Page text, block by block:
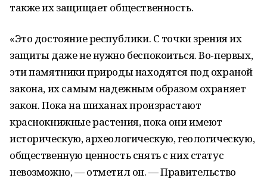
также их защищает общественность.
«Это достояние республики. С точки зрения их
защиты даже не нужно беспокоиться. Во-первых,
эти памятники природы находятся под охраной
закона, их самым надежным образом охраняет
закон. Пока на шиханах произрастают
краснокнижные растения, пока они имеют
историческую, археологическую, геологическую,
общественную ценность снять с них статус
невозможно, — отметил он. — Правительство